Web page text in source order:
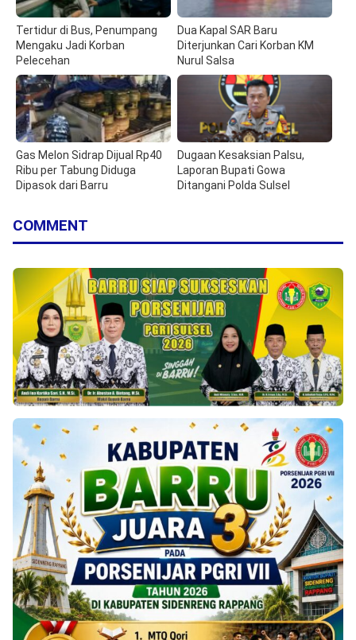
Tertidur di Bus, Penumpang
Mengaku Jadi Korban
Pelecehan
Dua Kapal SAR Baru
Diterjunkan Cari Korban KM
Nurul Salsa
Gas Melon Sidrap Dijual Rp40
Ribu per Tabung Diduga
Dipasok dari Barru
Dugaan Kesaksian Palsu,
Laporan Bupati Gowa
Ditangani Polda Sulsel
COMMENT